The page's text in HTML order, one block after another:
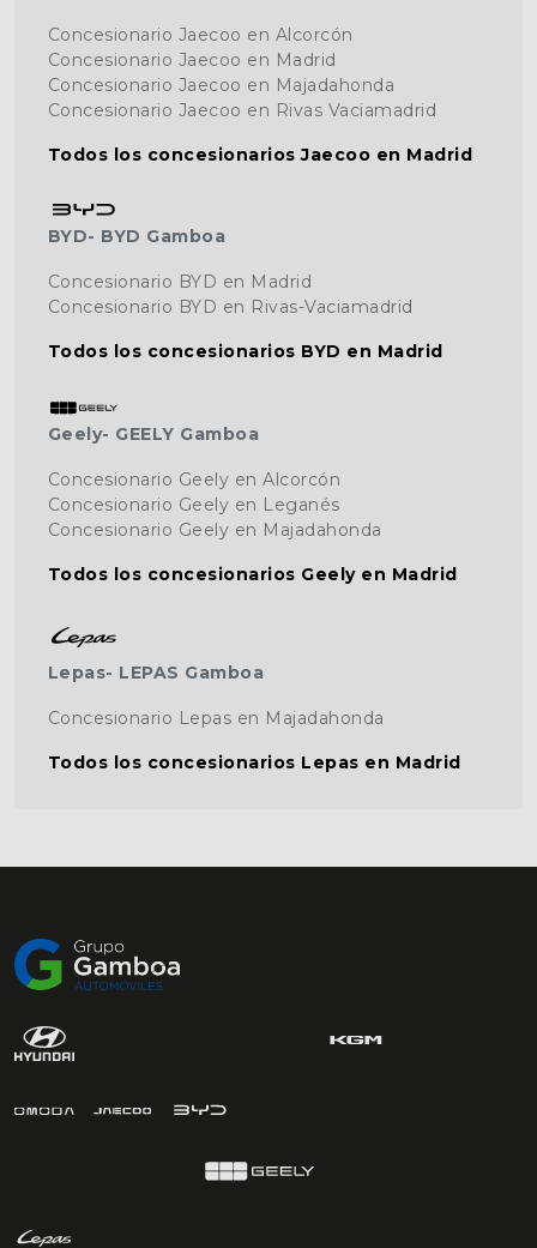
Concesionario Jaecoo en Alcorcón
Concesionario Jaecoo en Madrid
Concesionario Jaecoo en Majadahonda
Concesionario Jaecoo en Rivas Vaciamadrid
Todos los concesionarios Jaecoo en Madrid
BYD- BYD Gamboa
Concesionario BYD en Madrid
Concesionario BYD en Rivas-Vaciamadrid
Todos los concesionarios BYD en Madrid
Geely- GEELY Gamboa
Concesionario Geely en Alcorcón
Concesionario Geely en Leganés
Concesionario Geely en Majadahonda
Todos los concesionarios Geely en Madrid
Lepas- LEPAS Gamboa
Concesionario Lepas en Majadahonda
Todos los concesionarios Lepas en Madrid